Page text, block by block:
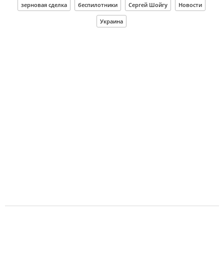
зерновая сделка беспилотники Сергей Шойгу Новости
Украина